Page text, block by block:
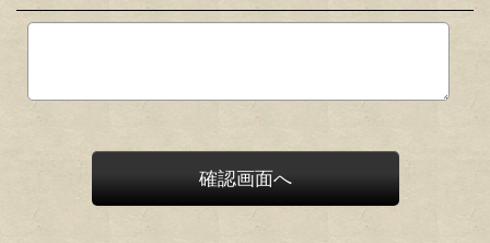
確認画面へ